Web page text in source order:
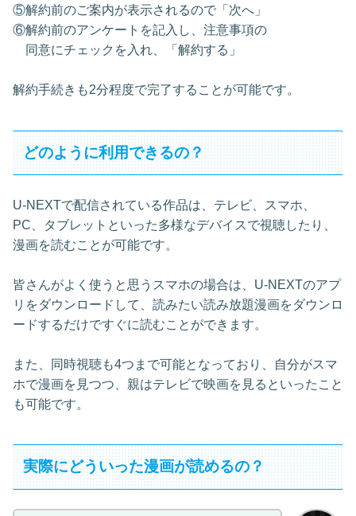
⑤解約前のご案内が表示されるので「次へ」
⑥解約前のアンケートを記入し、注意事項の
同意にチェックを入れ、「解約する」
解約手続きも2分程度で完了することが可能です。
どのように利用できるの？
U-NEXTで配信されている作品は、テレビ、スマホ、
PC、タブレットといった多様なデバイスで視聴したり、
漫画を読むことが可能です。
皆さんがよく使うと思うスマホの場合は、U-NEXTのアプ
リをダウンロードして、読みたい読み放題漫画をダウンロ
ードするだけですぐに読むことができます。
また、同時視聴も4つまで可能となっており、自分がスマ
ホで漫画を見つつ、親はテレビで映画を見るといったこと
も可能です。
実際にどういった漫画が読めるの？